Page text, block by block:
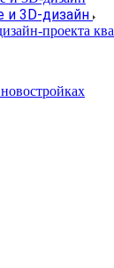
и 3D-дизайн
проекта